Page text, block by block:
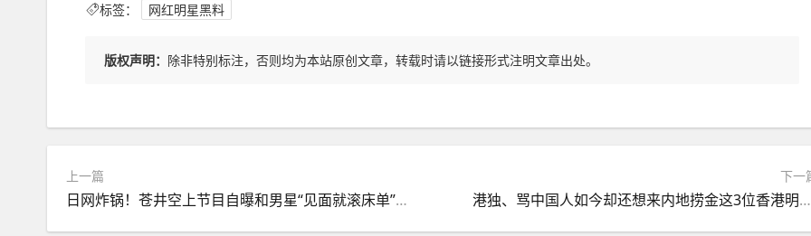
标签： 网红明星黑料
版权声明： 除非特别标注，否则均为本站原创文章，转载时请以链接形式注明文章出处。
上一篇
日网炸锅！苍井空上节目自曝和男星“见面就滚床单”！称因为这个男人才变成了“渣女”
下一
港独、骂中国人如今却还想来内地捞金这3位香港明星令人作呕